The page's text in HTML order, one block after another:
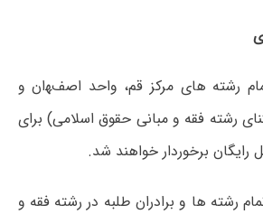
رشته های مرکز قم، واحد اصفﻬان و
رشته فقه و مبانی حقوق اسلامی) برای
رایگان برخوردار خواهند شد.
رشته ها و برادران طلبه در رشته فقه و